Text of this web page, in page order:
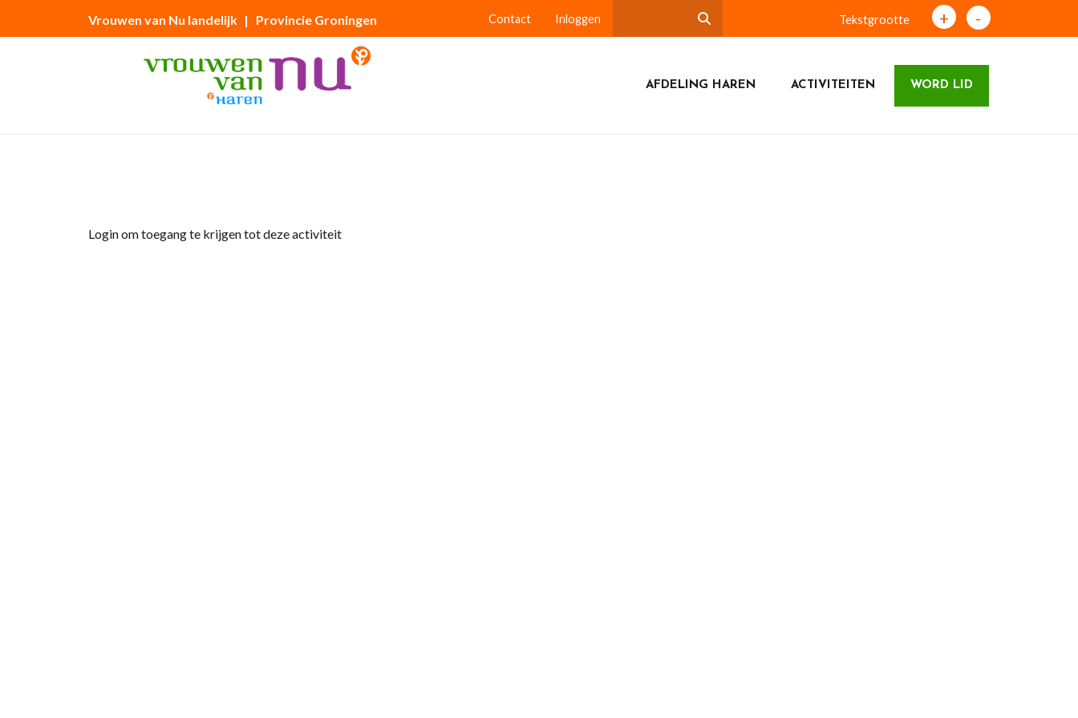
Vrouwen van Nu landelijk | Provincie Groningen Contact Inloggen Tekstgrootte + -
AFDELING HAREN ACTIVITEITEN WORD LID
Login om toegang te krijgen tot deze activiteit